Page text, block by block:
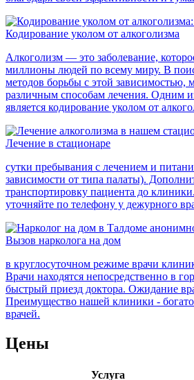
Кодирование уколом от алкоголизма
Алкоголизм — это заболевание,
миллионы людей по всему миру. В
методов борьбы с этой зависимостью,
различным способам лечения. Одним
является кодирование уколом от
Лечение в стационаре
сутки пребывания с лечением и
зависимости от типа палаты).
транспортировку пациента до
уточняйте по телефону у дежурного
Вызов нарколога на дом
в круглосуточном режиме врачи
Врачи находятся непосредственно в
быстрый приезд доктора. Ожидание
Преимущество нашей клиники -
врачей.
Цены
Услуга